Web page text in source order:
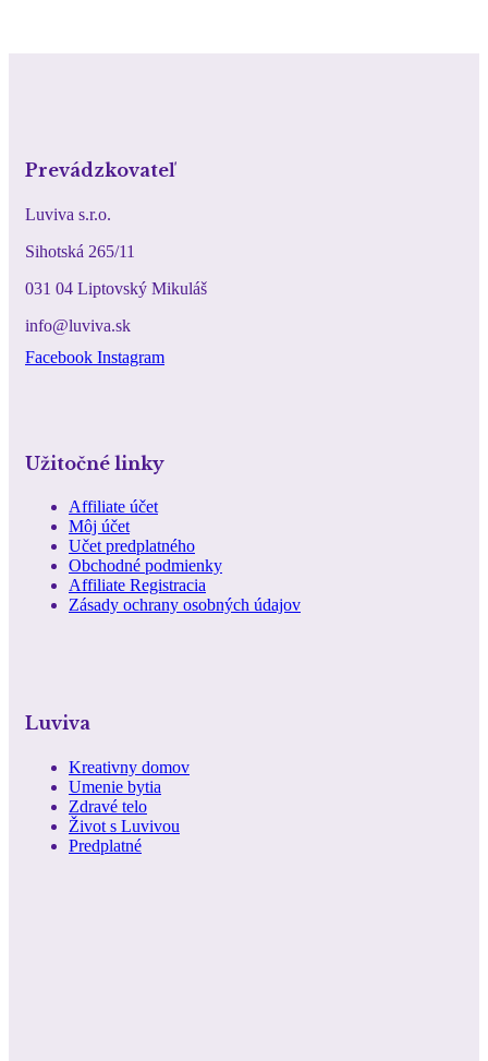
Prevádzkovateľ
Luviva s.r.o.
Sihotská 265/11
031 04 Liptovský Mikuláš
info@luviva.sk
Facebook Instagram
Užitočné linky
Affiliate účet
Môj účet
Učet predplatného
Obchodné podmienky
Affiliate Registracia
Zásady ochrany osobných údajov
Luviva
Kreativny domov
Umenie bytia
Zdravé telo
Život s Luvivou
Predplatné